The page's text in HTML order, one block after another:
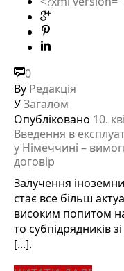
0
By Редакція
УЗагалом
Опубліковано 10.
Введення в
у Німеччині –
договір
Залучення
стає все більш
високим попитом
то субпідрядників
[...].